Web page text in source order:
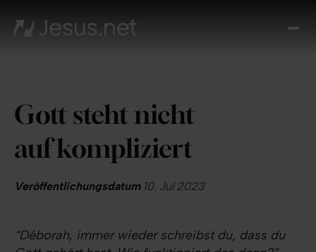
Gott steht nicht
auf kompliziert
Veröffentlichungsdatum10. Jul 2023
“Déborah, immer wieder schreibst du, dass du